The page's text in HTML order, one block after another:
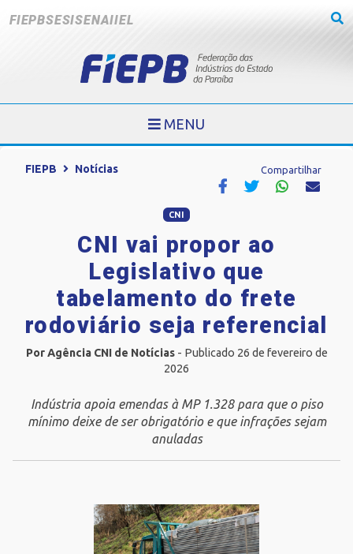
FIEPBSESISENAIIEL
MENU
FIEPB Notícias Compartilhar
CNI
CNI vai propor ao
Legislativo que
tabelamento do frete
rodoviário seja referencial
Por Agência CNI de Notícias- Publicado 26 de fevereiro de
2026
Indústria apoia emendas à MP 1.328 para que o piso
mínimo deixe de ser obrigatório e que infrações sejam
anuladas